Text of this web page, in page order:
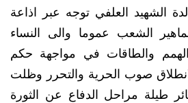
الشهيد العلفي توجه عبر اذاعة
الشعب عموما والى النساء
والطاقات في مواجهة حكم
صوب الحرية والتحرر وظلت
طيلة مراحل الدفاع عن الثورة